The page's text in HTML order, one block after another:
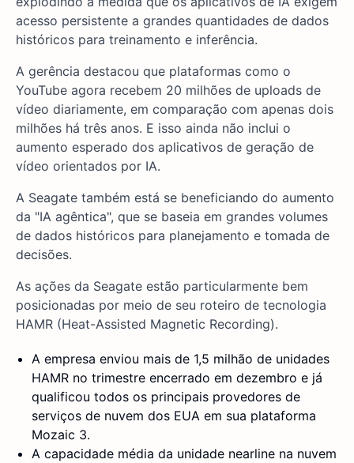
acesso persistente a grandes quantidades de dados
históricos para treinamento e inferência.
A gerência destacou que plataformas como o
YouTube agora recebem 20 milhões de uploads de
vídeo diariamente, em comparação com apenas dois
milhões há três anos. E isso ainda não inclui o
aumento esperado dos aplicativos de geração de
vídeo orientados por IA.
A Seagate também está se beneficiando do aumento
da "IA agêntica", que se baseia em grandes volumes
de dados históricos para planejamento e tomada de
decisões.
As ações da Seagate estão particularmente bem
posicionadas por meio de seu roteiro de tecnologia
HAMR (Heat-Assisted Magnetic Recording).
A empresa enviou mais de 1,5 milhão de unidades
HAMR no trimestre encerrado em dezembro e já
qualificou todos os principais provedores de
serviços de nuvem dos EUA em sua plataforma
Mozaic 3.
A capacidade média da unidade nearline na nuvem